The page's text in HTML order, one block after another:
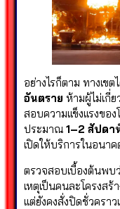
อย่างไรก็ตาม ทางเข
อันตราย ห้ามผู้ไม่เกี่
สอบความแข็งแรงของ
ประมาณ 1–2 สัปดา
เปิดให้บริการในอนาค
ตรวจสอบเบื้องต้นพบ
เหตุเป็นคนละโครงส
แต่ยังคงสั่งปิดชั่วครา